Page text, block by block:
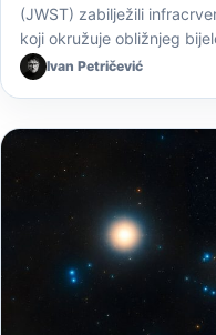
(JWST) zabilježili
koji okružuje obližnjeg
Ivan Petričević